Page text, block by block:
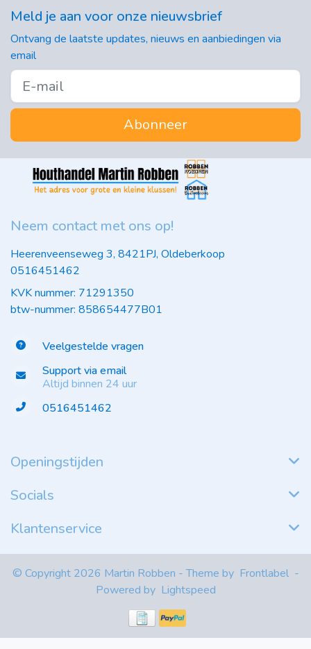
Meld je aan voor onze nieuwsbrief
Ontvang de laatste updates, nieuws en aanbiedingen via
email
Abonneer
Neem contact met ons op!
Heerenveenseweg 3, 8421PJ, Oldeberkoop
0516451462
KVK nummer: 71291350
btw-nummer: 858654477B01
Veelgestelde vragen
Support via email
Altijd binnen 24 uur
0516451462
Openingstijden
Socials
Klantenservice
© Copyright 2026 Martin Robben - Theme by Frontlabel -
Powered by Lightspeed